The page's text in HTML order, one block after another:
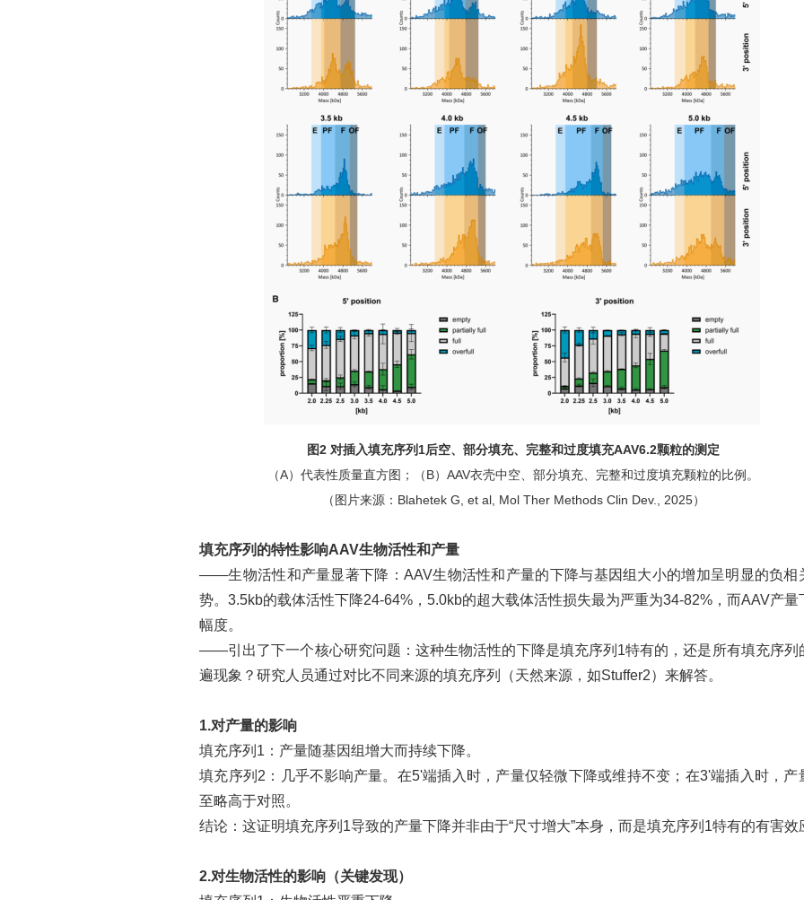
图2 对插入填充序列1后空、部分填充、完整和过度填充AAV6.2颗粒的测定
（A）代表性质量直方图；（B）AAV衣壳中空、部分填充、完整和过度填充颗粒的比例。
（图片来源： Blahetek G, et al, Mol Ther Methods Clin Dev., 2025）
填充序列的特性影响AAV生物活性和产量
——生物活性和产量显著下降 ： AAV生物活性和产量的下降与基因组大小的增加呈明显的负相
势。3.5kb的载体活性下降24-64%，5.0kb的超大载体活性损失最为严重为34-82%，而AAV产量
幅度。
——引出了下一个核心研究问题：这种生物活性的下降是填充序列1特有的，还是所有填充序列
遍现象？研究人员通过对比不同来源的填充序列（天然来源，如Stuffer2）来解答。
1.对产量的影响
填充序列1：产量随基因组增大而持续下降。
填充序列 2：几乎不影响产量。在5'端插入时，产量仅轻微下降或维持不变；在3'端插入时，产
至略高于对照。
结论：这证明填充序列 1导致的产量下降并非由于“尺寸增大”本身，而是填充序列1特有的有害效
2.对生物活性的影响（关键发现）